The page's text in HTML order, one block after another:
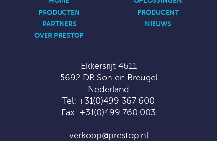
PRODUCTEN
PRODUCENT
PARTNERS
NIEUWS
OVER PRESTOP
Ekkersrijt 4611
5692 DR Son en Breugel
Nederland
Tel: +31(0)499 367 600
Fax: +31(0)499 760 003
verkoop@prestop.nl